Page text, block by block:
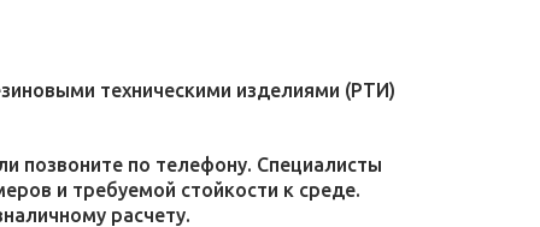
техническими изделиями (РТИ)
позвоните по телефону. Специалисты
и требуемой стойкости к среде.
расчету.